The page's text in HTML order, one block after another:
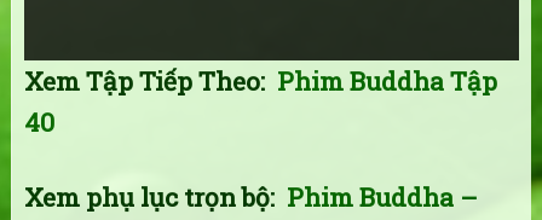
Xem Tập Tiếp Theo: Phim Buddha Tập
40
Xem phụ lục trọn bộ: Phim Buddha –